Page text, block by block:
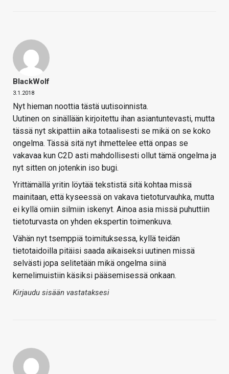
BlackWolf
3.1.2018
Nyt hieman noottia tästä uutisoinnista.
Uutinen on sinällään kirjoitettu ihan asiantuntevasti, mutta
tässä nyt skipattiin aika totaalisesti se mikä on se koko
ongelma. Tässä sitä nyt ihmettelee että onpas se
vakavaa kun C2D asti mahdollisesti ollut tämä ongelma ja
nyt sitten on jotenkin iso bugi.
Yrittämällä yritin löytää tekstistä sitä kohtaa missä
mainitaan, että kyseessä on vakava tietoturvauhka, mutta
ei kyllä omiin silmiin iskenyt. Ainoa asia missä puhuttiin
tietoturvasta on yhden ekspertin toimenkuva.
Vähän nyt tsemppiä toimituksessa, kyllä teidän
tietotaidoilla pitäisi saada aikaiseksi uutinen missä
selvästi jopa selitetään mikä ongelma siinä
kernelimuistiin käsiksi pääsemisessä onkaan.
Kirjaudu sisään vastataksesi